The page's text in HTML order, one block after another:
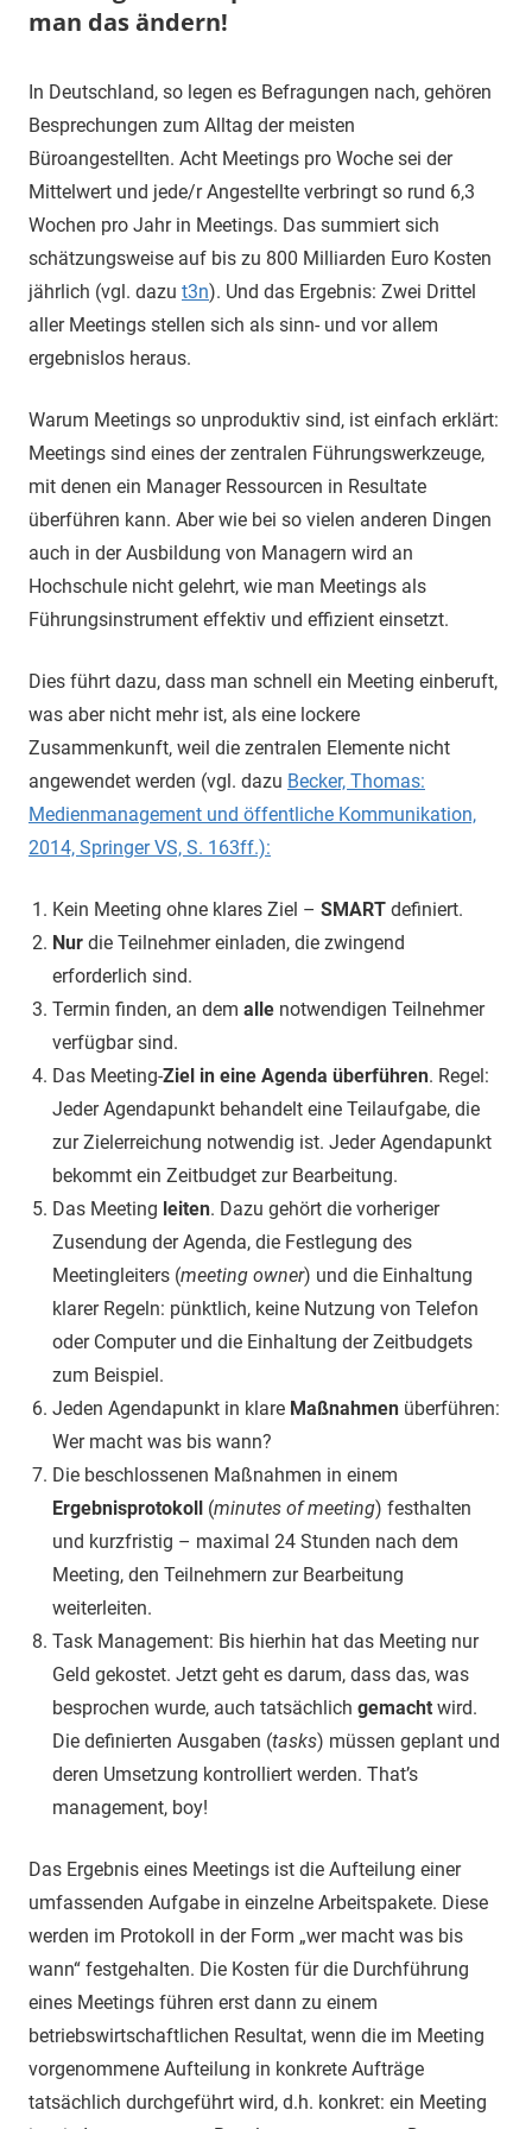
man das ändern!
21.
Februar
2023
terminal-
y
Sapere
aude
In Deutschland, so legen es Befragungen nach, gehören
Besprechungen zum Alltag der meisten
Büroangestellten. Acht Meetings pro Woche sei der
Mittelwert und jede/r Angestellte verbringt so rund 6,3
Wochen pro Jahr in Meetings. Das summiert sich
schätzungsweise auf bis zu 800 Milliarden Euro Kosten
jährlich (vgl. dazu t3n). Und das Ergebnis: Zwei Drittel
aller Meetings stellen sich als sinn- und vor allem
ergebnislos heraus.
Warum Meetings so unproduktiv sind, ist einfach erklärt:
Meetings sind eines der zentralen Führungswerkzeuge,
mit denen ein Manager Ressourcen in Resultate
überführen kann. Aber wie bei so vielen anderen Dingen
auch in der Ausbildung von Managern wird an
Hochschule nicht gelehrt, wie man Meetings als
Führungsinstrument effektiv und effizient einsetzt.
Dies führt dazu, dass man schnell ein Meeting einberuft,
was aber nicht mehr ist, als eine lockere
Zusammenkunft, weil die zentralen Elemente nicht
angewendet werden (vgl. dazu Becker, Thomas:
Medienmanagement und öffentliche Kommunikation,
2014, Springer VS, S. 163ff.):
Kein Meeting ohne klares Ziel – SMART definiert.
Nur die Teilnehmer einladen, die zwingend
erforderlich sind.
Termin finden, an dem alle notwendigen Teilnehmer
verfügbar sind.
Das Meeting-Ziel in eine Agenda überführen. Regel:
Jeder Agendapunkt behandelt eine Teilaufgabe, die
zur Zielerreichung notwendig ist. Jeder Agendapunkt
bekommt ein Zeitbudget zur Bearbeitung.
Das Meeting leiten. Dazu gehört die vorheriger
Zusendung der Agenda, die Festlegung des
Meetingleiters (meeting owner) und die Einhaltung
klarer Regeln: pünktlich, keine Nutzung von Telefon
oder Computer und die Einhaltung der Zeitbudgets
zum Beispiel.
Jeden Agendapunkt in klare Maßnahmen überführen:
Wer macht was bis wann?
Die beschlossenen Maßnahmen in einem
Ergebnisprotokoll (minutes of meeting) festhalten
und kurzfristig – maximal 24 Stunden nach dem
Meeting, den Teilnehmern zur Bearbeitung
weiterleiten.
Task Management: Bis hierhin hat das Meeting nur
Geld gekostet. Jetzt geht es darum, dass das, was
besprochen wurde, auch tatsächlich gemacht wird.
Die definierten Ausgaben (tasks) müssen geplant und
deren Umsetzung kontrolliert werden. That’s
management, boy!
Das Ergebnis eines Meetings ist die Aufteilung einer
umfassenden Aufgabe in einzelne Arbeitspakete. Diese
werden im Protokoll in der Form „wer macht was bis
wann“ festgehalten. Die Kosten für die Durchführung
eines Meetings führen erst dann zu einem
betriebswirtschaftlichen Resultat, wenn die im Meeting
vorgenommene Aufteilung in konkrete Aufträge
tatsächlich durchgeführt wird, d.h. konkret: ein Meeting